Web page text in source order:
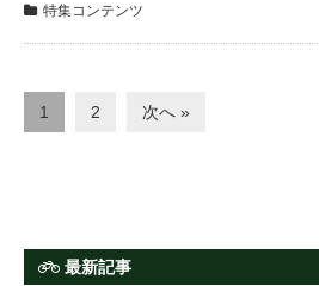
特集コンテンツ
1 2 次へ »
最新記事